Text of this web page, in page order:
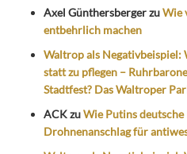
Axel GünthersbergerzuWie
entbehrlich machen
Waltrop als Negativbeispiel:
statt zu pflegen – Ruhrbarone
Stadtfest? Das Waltroper
ACKzuWie Putins
Drohnenanschlag für